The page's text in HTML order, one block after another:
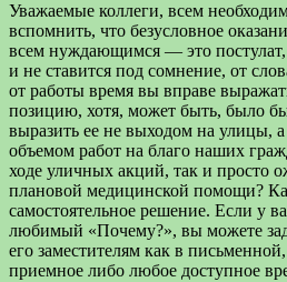
Уважаемые коллеги, всем
вспомнить, что безусловное
всем нуждающимся — это постулат,
и не ставится под сомнение, от
от работы время вы вправе
позицию, хотя, может быть, было
выразить ее не выходом на улицы,
объемом работ на благо наших
ходе уличных акций, так и просто
плановой медицинской помощи?
самостоятельное решение. Если у
любимый «Почему?», вы можете
его заместителям как в
приемное либо любое доступное